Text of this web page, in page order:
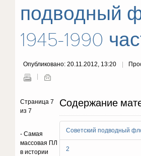
подводный
1945-1990
Опубликовано: 20.11.2012, 13:20
Содержание
Советский подводный
2
Страница 7
из 7
- Самая
массовая ПЛ
в истории